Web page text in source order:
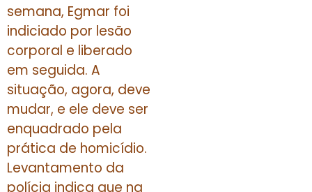
semana, Egmar foi
indiciado por lesão
corporal e liberado
em seguida. A
situação, agora, deve
mudar, e ele deve ser
enquadrado pela
prática de homicídio.
Levantamento da
polícia indica que na